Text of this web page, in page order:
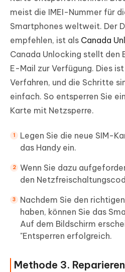
meist die IMEI-Nummer für
Smartphones weltweit. Der
empfehlen, ist als Canada
Canada Unlocking stellt den
E-Mail zur Verfügung. Dies
Verfahren, und die Schritte
einfach. So entsperren Sie
Karte mit Netzsperre.
Legen Sie die neue SIM-
das Handy ein.
Wenn Sie dazu
den
Nachdem Sie den
haben, können Sie das
Auf dem Bildschirm
"Entsperren erfolgreich.
Methode 3.